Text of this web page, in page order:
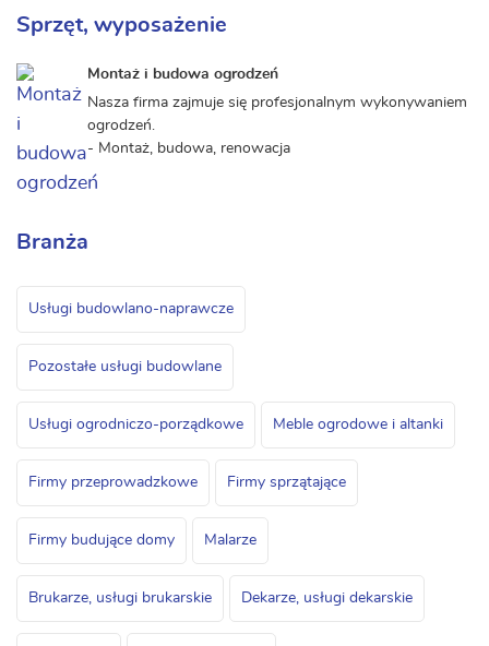
Sprzęt, wyposażenie
Montaż i budowa ogrodzeń
Nasza firma zajmuje się profesjonalnym wykonywaniem
ogrodzeń.
- Montaż, budowa, renowacja
Branża
Usługi budowlano-naprawcze
Pozostałe usługi budowlane
Usługi ogrodniczo-porządkowe Meble ogrodowe i altanki
Firmy przeprowadzkowe Firmy sprzątające
Firmy budujące domy Malarze
Brukarze, usługi brukarskie Dekarze, usługi dekarskie